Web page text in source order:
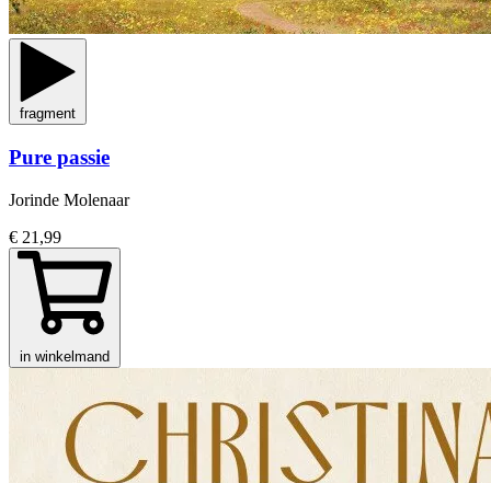
fragment
Pure passie
Jorinde Molenaar
€ 21,99
in winkelmand